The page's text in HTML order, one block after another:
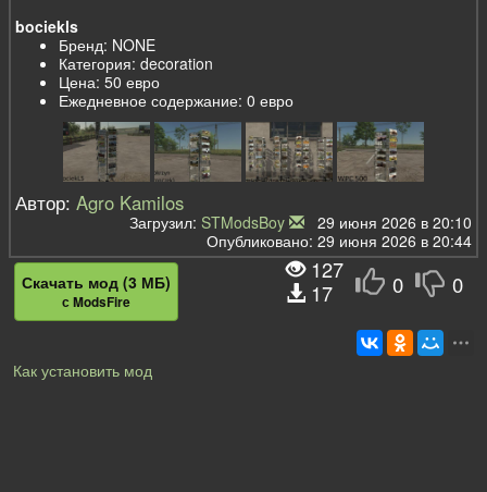
bociekls
Бренд: NONE
Категория: decoration
Цена: 50 евро
Ежедневное содержание: 0 евро
Автор:Agro Kamilos
Загрузил: STModsBoy
29 июня 2026 в 20:10
Опубликовано: 29 июня 2026 в 20:44
0 0
Скачать мод (3 МБ)
с ModsFire
127
17
Как установить мод